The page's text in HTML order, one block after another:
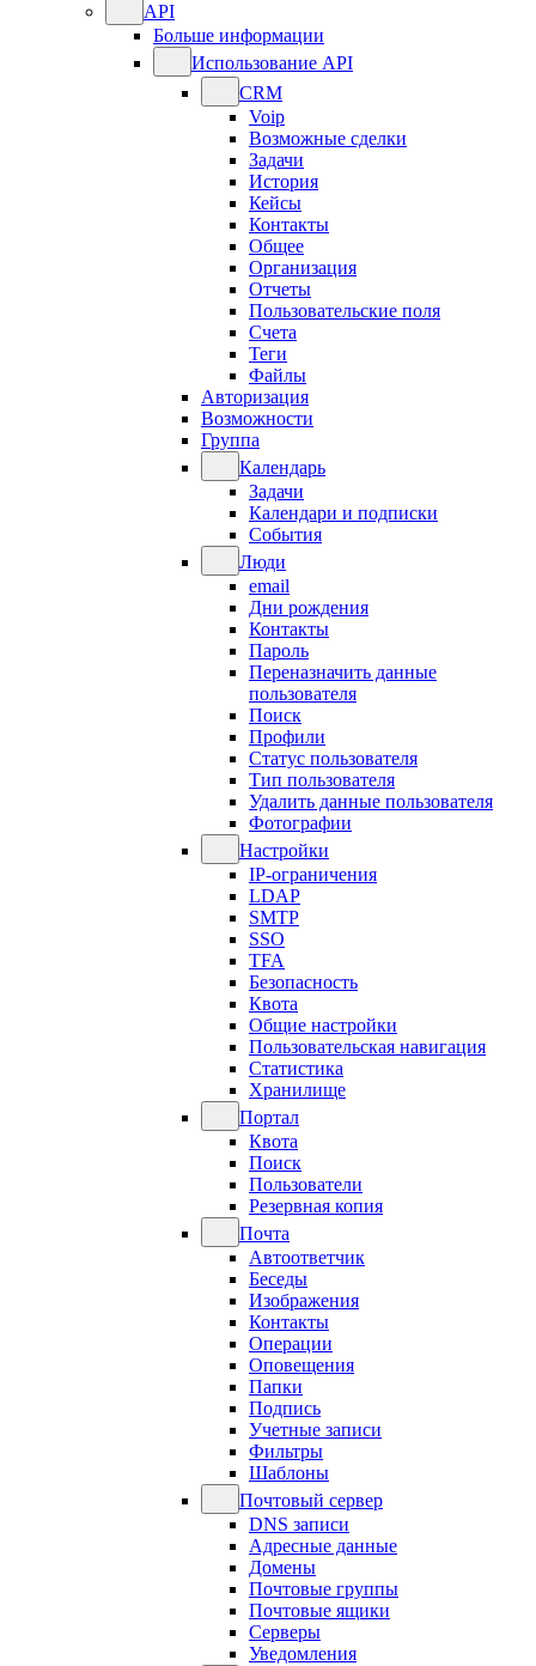
API
Больше информации
Использование API
CRM
Voip
Возможные сделки
Задачи
История
Кейсы
Контакты
Общее
Организация
Отчеты
Пользовательские поля
Счета
Теги
Файлы
Авторизация
Возможности
Группа
Календарь
Задачи
Календари и подписки
События
Люди
email
Дни рождения
Контакты
Пароль
Переназначить данные
пользователя
Поиск
Профили
Статус пользователя
Тип пользователя
Удалить данные пользователя
Фотографии
Настройки
IP-ограничения
LDAP
SMTP
SSO
TFA
Безопасность
Квота
Общие настройки
Пользовательская навигация
Статистика
Хранилище
Портал
Квота
Поиск
Пользователи
Резервная копия
Почта
Автоответчик
Беседы
Изображения
Контакты
Операции
Оповещения
Папки
Подпись
Учетные записи
Фильтры
Шаблоны
Почтовый сервер
DNS записи
Адресные данные
Домены
Почтовые группы
Почтовые ящики
Серверы
Уведомления